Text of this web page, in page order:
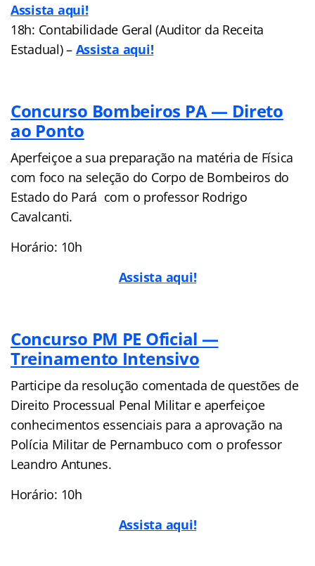
Assista aqui!
18h: Contabilidade Geral (Auditor da Receita
Estadual) – Assista aqui!
Concurso Bombeiros PA — Direto
ao Ponto
Aperfeiçoe a sua preparação na matéria de Física
com foco na seleção do Corpo de Bombeiros do
Estado do Pará com o professor Rodrigo
Cavalcanti.
Horário: 10h
Assista aqui!
Concurso PM PE Oficial —
Treinamento Intensivo
Participe da resolução comentada de questões de
Direito Processual Penal Militar e aperfeiçoe
conhecimentos essenciais para a aprovação na
Polícia Militar de Pernambuco com o professor
Leandro Antunes.
Horário: 10h
Assista aqui!